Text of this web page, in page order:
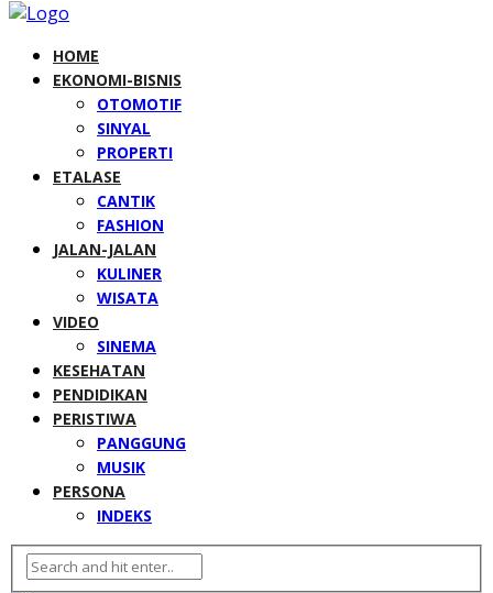
HOME
EKONOMI-BISNIS
OTOMOTIF
SINYAL
PROPERTI
ETALASE
CANTIK
FASHION
JALAN-JALAN
KULINER
WISATA
VIDEO
SINEMA
KESEHATAN
PENDIDIKAN
PERISTIWA
PANGGUNG
MUSIK
PERSONA
INDEKS